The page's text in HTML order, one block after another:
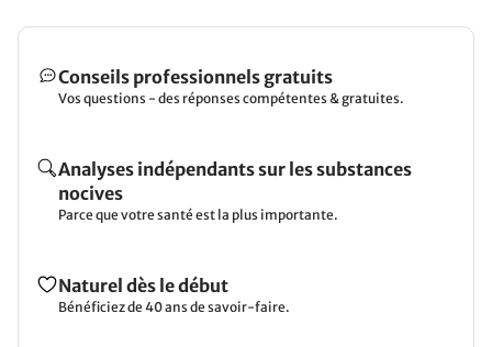
Conseils professionnels gratuits
Vos questions - des réponses compétentes & gratuites.
Analyses indépendants sur les substances
nocives
Parce que votre santé est la plus importante.
Naturel dès le début
Bénéficiez de 40 ans de savoir-faire.